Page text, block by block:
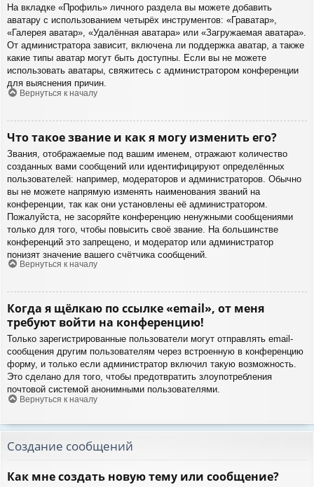
На вкладке «Профиль» личного раздела вы можете добавить
аватару с использованием четырёх инструментов: «Граватар»,
«Галерея аватар», «Удалённая аватара» или «Загружаемая аватара».
От администратора зависит, включена ли поддержка аватар, а также
какие типы аватар могут быть доступны. Если вы не можете
использовать аватары, свяжитесь с администратором конференции
для выяснения причин.
Вернуться к началу
Что такое звание и как я могу изменить его?
Звания, отображаемые под вашим именем, отражают количество
созданных вами сообщений или идентифицируют определённых
пользователей: например, модераторов и администраторов. Обычно
вы не можете напрямую изменять наименования званий на
конференции, так как они установлены её администратором.
Пожалуйста, не засоряйте конференцию ненужными сообщениями
только для того, чтобы повысить своё звание. На большинстве
конференций это запрещено, и модератор или администратор
понизят значение вашего счётчика сообщений.
Вернуться к началу
Когда я щёлкаю по ссылке «email», от меня
требуют войти на конференцию!
Только зарегистрированные пользователи могут отправлять email-
сообщения другим пользователям через встроенную в конференцию
форму, и только если администратор включил такую возможность.
Это сделано для того, чтобы предотвратить злоупотребления
почтовой системой анонимными пользователями.
Вернуться к началу
Создание сообщений
Как мне создать новую тему или сообщение?